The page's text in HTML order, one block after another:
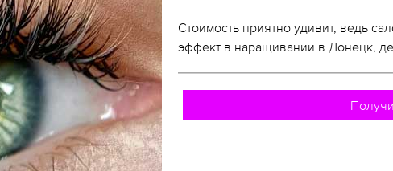
Стоимость приятно удивит, ведь
эффект в наращивании в Донецк,